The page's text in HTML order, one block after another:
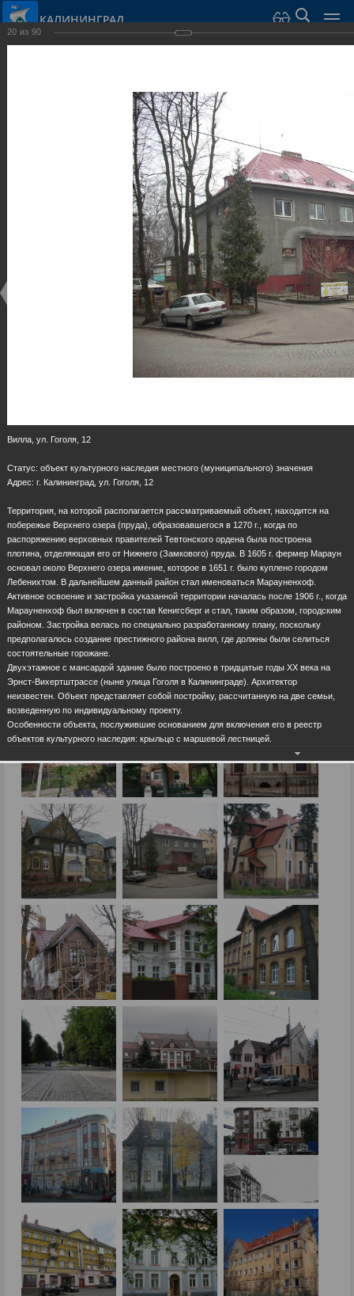
КАЛИНИНГРАД
Достопримечательности
20 из 90
Вилла, ул. Гоголя, 12
Статус: объект культурного наследия местного (муниципального) значения
Адрес: г. Калининград, ул. Гоголя, 12
Территория, на которой располагается рассматриваемый объект, находится на
побережье Верхнего озера (пруда), образовавшегося в 1270 г., когда по
распоряжению верховных правителей Тевтонского ордена была построена
плотина, отделяющая его от Нижнего (Замкового) пруда. В 1605 г. фермер Мараун
основал около Верхнего озера имение, которое в 1651 г. было куплено городом
Лебенихтом. В дальнейшем данный район стал именоваться Марауненхоф.
Активное освоение и застройка указанной территории началась после 1906 г., когда
Марауненхоф был включен в состав Кенигсберг и стал, таким образом, городским
районом. Застройка велась по специально разработанному плану, поскольку
предполагалось создание престижного района вилл, где должны были селиться
состоятельные горожане.
Двухэтажное с мансардой здание было построено в тридцатые годы ХХ века на
Эрнст-Вихертштрассе (ныне улица Гоголя в Калининграде). Архитектор
неизвестен. Объект представляет собой постройку, рассчитанную на две семьи,
возведенную по индивидуальному проекту.
Особенности объекта, послужившие основанием для включения его в реестр
объектов культурного наследия: крыльцо с маршевой лестницей.